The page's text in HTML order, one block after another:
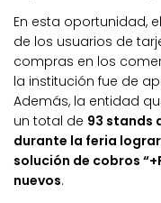
En esta oportunidad,
de los usuarios de
compras en los
la institución fue de
Además, la entidad
un total de 93 stands
durante la feria
solución de cobros
nuevos.